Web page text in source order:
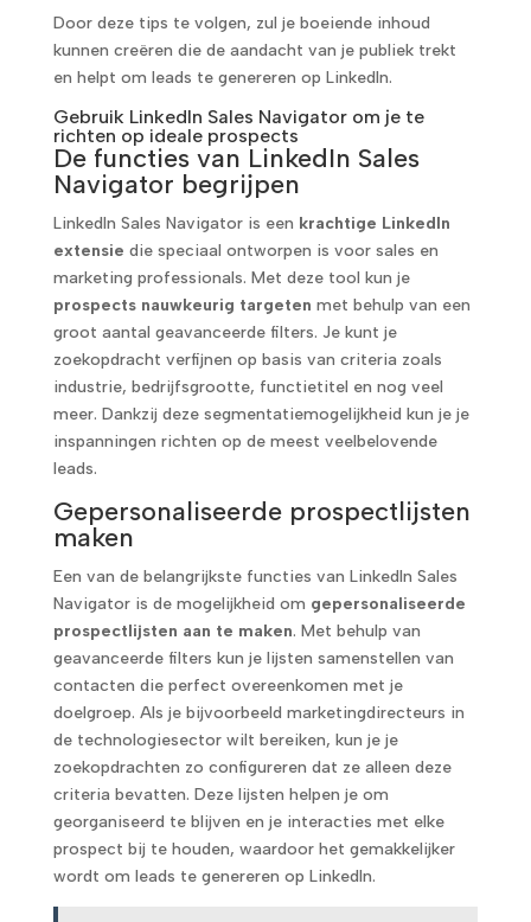
Door deze tips te volgen, zul je boeiende inhoud
kunnen creëren die de aandacht van je publiek trekt
en helpt om leads te genereren op LinkedIn.
Gebruik LinkedIn Sales Navigator om je te
richten op ideale prospects
De functies van LinkedIn Sales
Navigator begrijpen
LinkedIn Sales Navigator is een krachtige LinkedIn
extensie die speciaal ontworpen is voor sales en
marketing professionals. Met deze tool kun je
prospects nauwkeurig targeten met behulp van een
groot aantal geavanceerde filters. Je kunt je
zoekopdracht verfijnen op basis van criteria zoals
industrie, bedrijfsgrootte, functietitel en nog veel
meer. Dankzij deze segmentatiemogelijkheid kun je je
inspanningen richten op de meest veelbelovende
leads.
Gepersonaliseerde prospectlijsten
maken
Een van de belangrijkste functies van LinkedIn Sales
Navigator is de mogelijkheid om gepersonaliseerde
prospectlijsten aan te maken. Met behulp van
geavanceerde filters kun je lijsten samenstellen van
contacten die perfect overeenkomen met je
doelgroep. Als je bijvoorbeeld marketingdirecteurs in
de technologiesector wilt bereiken, kun je je
zoekopdrachten zo configureren dat ze alleen deze
criteria bevatten. Deze lijsten helpen je om
georganiseerd te blijven en je interacties met elke
prospect bij te houden, waardoor het gemakkelijker
wordt om leads te genereren op LinkedIn.